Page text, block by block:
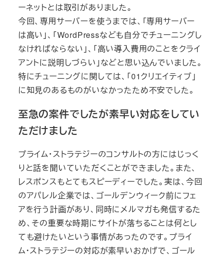
ーネットとは取引がありました。
今回、専用サーバーを使うまでは、「専用サーバー
は高い」、「WordPressなども自分でチューニングし
なければならない」、「高い導入費用のことをクライ
アントに説明しづらい」などと思い込んでいました。
特にチューニングに関しては、「01クリエイティブ」
に知見のあるものがいなかったため不安でした。
至急の案件でしたが素早い対応をしてい
ただけました
プライム・ストラテジーのコンサルトの方にはじっく
りと話を聞いていただくことができました。また、
レスポンスもとてもスピーディーでした。実は、今回
のアパレル企業では、ゴールデンウィーク前にフェ
アを行う計画があり、同時にメルマガも発信するた
め、その重要な時期にサイトが落ちることは何とし
ても避けたいという事情があったのです。プライ
ム・ストラテジーの対応が素早いおかげで、ゴール